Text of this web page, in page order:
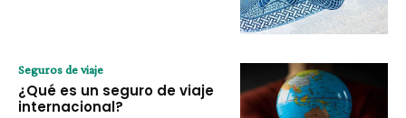
Seguros de viaje
¿Qué es un seguro de viaje
internacional?